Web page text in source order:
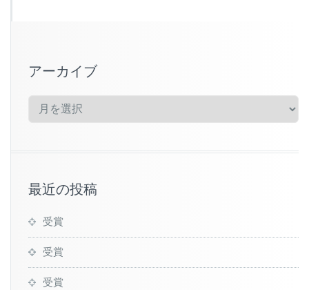
アーカイブ
ー
最近の投稿
受賞
受賞
受賞